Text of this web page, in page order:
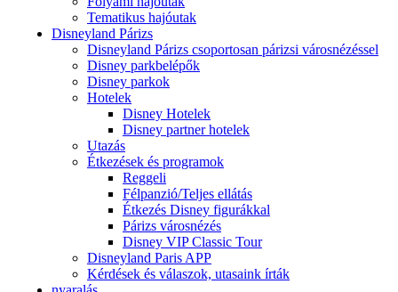
Tematikus hajóutak
Disneyland Párizs
Disneyland Párizs csoportosan párizsi városnézéssel
Disney parkbelépők
Disney parkok
Hotelek
Disney Hotelek
Disney partner hotelek
Utazás
Étkezések és programok
Reggeli
Félpanzió/Teljes ellátás
Étkezés Disney figurákkal
Párizs városnézés
Disney VIP Classic Tour
Disneyland Paris APP
Kérdések és válaszok, utasaink írták